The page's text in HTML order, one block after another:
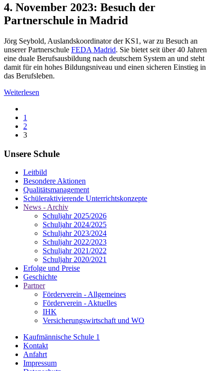
4. November 2023: Besuch der
Partnerschule in Madrid
Jörg Seybold, Auslandskoordinator der KS1, war zu Besuch an
unserer Partnerschule FEDA Madrid. Sie bietet seit über 40 Jahren
eine duale Berufsausbildung nach deutschem System an und steht
damit für ein hohes Bildungsniveau und einen sicheren Einstieg in
das Berufsleben.
Weiterlesen
1
2
3
Unsere Schule
Leitbild
Besondere Aktionen
Qualitätsmanagement
Schüleraktivierende Unterrichtskonzepte
News - Archiv
Schuljahr 2025/2026
Schuljahr 2024/2025
Schuljahr 2023/2024
Schuljahr 2022/2023
Schuljahr 2021/2022
Schuljahr 2020/2021
Erfolge und Preise
Geschichte
Partner
Förderverein - Allgemeines
Förderverein - Aktuelles
IHK
Versicherungswirtschaft und WO
Kaufmännische Schule 1
Kontakt
Anfahrt
Impressum